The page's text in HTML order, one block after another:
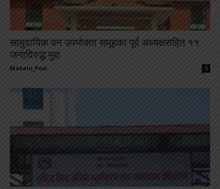
सामुदायिक वन उपभोक्ता समूहका पूर्व अध्यक्षसहित ११
जनाविरुद्ध मुद्दा
Makalu_Post 0